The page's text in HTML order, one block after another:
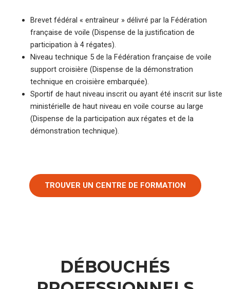
Brevet fédéral « entraîneur » délivré par la Fédération
française de voile (Dispense de la justification de
participation à 4 régates).
Niveau technique 5 de la Fédération française de voile
support croisière (Dispense de la démonstration
technique en croisière embarquée).
Sportif de haut niveau inscrit ou ayant été inscrit sur liste
ministérielle de haut niveau en voile course au large
(Dispense de la participation aux régates et de la
démonstration technique).
TROUVER UN CENTRE DE FORMATION
DÉBOUCHÉS